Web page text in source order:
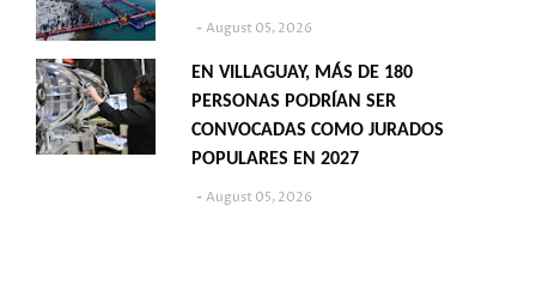
August 05, 2026
EN VILLAGUAY, MÁS DE 180
PERSONAS PODRÍAN SER
CONVOCADAS COMO JURADOS
POPULARES EN 2027
August 05, 2026